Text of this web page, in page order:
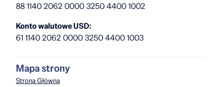
88 1140 2062 0000 3250 4400 1002
Konto walutowe USD:
61 1140 2062 0000 3250 4400 1003
Mapa strony
Strona Główna